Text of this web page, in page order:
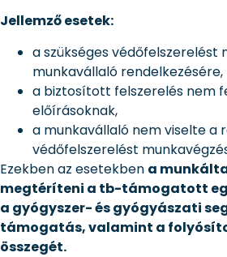
Jellemző esetek:
a szükséges
munkavállaló rendelkezésére,
a biztosított felszerelés nem
előírásoknak,
a munkavállaló nem viselte a
védőfelszerelést
Ezekben az esetekben a
megtéríteni a tb-támogatott
a gyógyszer- és gyógyászati
támogatás, valamint a
összegét.